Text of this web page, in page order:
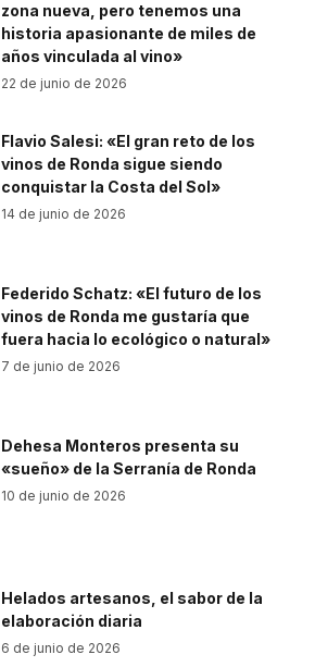
zona nueva, pero tenemos una
historia apasionante de miles de
años vinculada al vino»
22 de junio de 2026
Flavio Salesi: «El gran reto de los
vinos de Ronda sigue siendo
conquistar la Costa del Sol»
14 de junio de 2026
Federido Schatz: «El futuro de los
vinos de Ronda me gustaría que
fuera hacia lo ecológico o natural»
7 de junio de 2026
Dehesa Monteros presenta su
«sueño» de la Serranía de Ronda
10 de junio de 2026
Helados artesanos, el sabor de la
elaboración diaria
6 de junio de 2026